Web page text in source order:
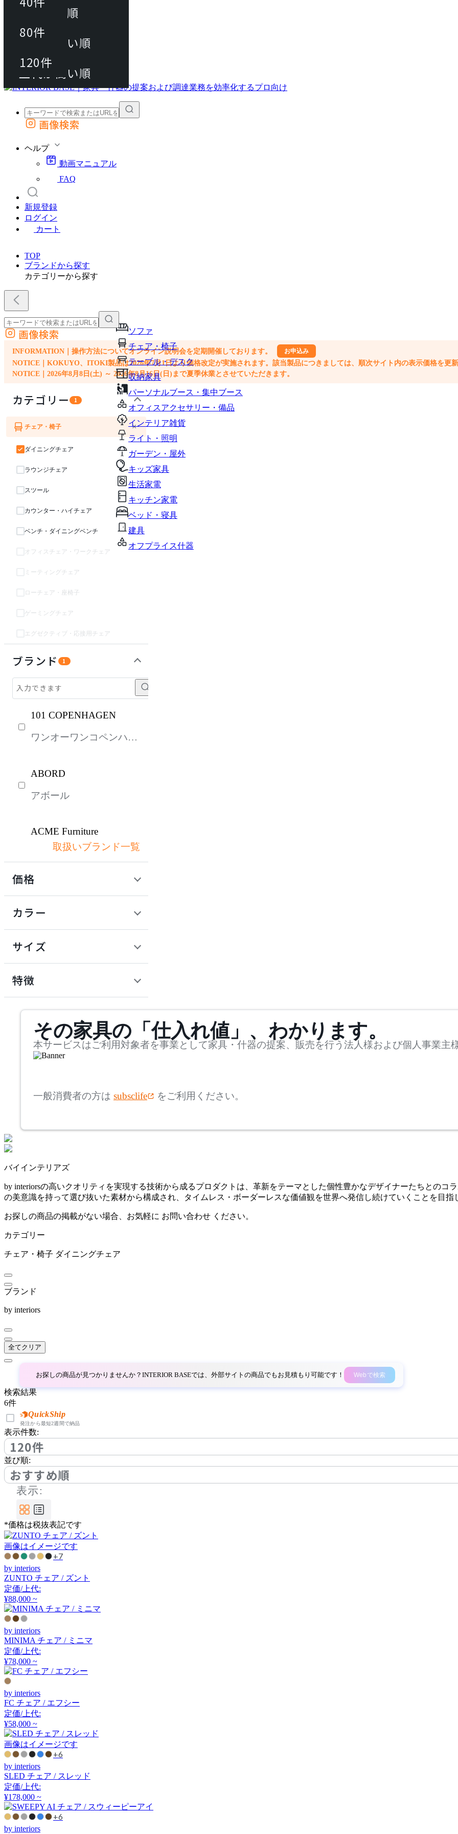
動画マニュアル
FAQ
カート
外部サイトの商品をカートに追加
画像検索
ヘルプ
動画マニュアル
FAQ
新規登録
ログイン
カート
TOP
ブランドから探す
カテゴリーから探す
ソファ
チェア・椅子
テーブル・デスク
収納家具
パーソナルブース・集中ブース
オフィスアクセサリー・備品
インテリア雑貨
ライト・照明
ガーデン・屋外
キッズ家具
生活家電
キッチン家電
ベッド・寝具
建具
オフプライス什器
外部サイトの商品をカートに追加
他のサイトで見つけた商品ページのURLを貼り付けて、カートに追加できます
画像検索
INFORMATION｜操作方法についてオンライン説明会を定期開催しております。 お申込み
NOTICE｜KOKUYO、ITOKI製品は2026年7月1日より価格改定が実施されます。該当製品につきましては、順次サイト内の表示価格を更新
NOTICE｜2026年8月8日(土) ～ 2026年8月16日(日)まで夏季休業とさせていただきます。
カテゴリー 1
ソファ
チェア・椅子 ×
ダイニングチェア
ラウンジチェア
スツール
カウンター・ハイチェア
ベンチ・ダイニングベンチ
オフィスチェア・ワークチェア
ミーティングチェア
ローチェア・座椅子
ゲーミングチェア
エグゼクティブ・応接用チェア
ブランド 1
101 COPENHAGEN
ワンオーワンコペンハー
ABORD
アボール
ACME Furniture
アクメファニチャー
アダル
ADAL TOTAL INTERIOR
アコレクション
アドレス
ARIAKE
アリアケ
arper
アルペール
artek
ARUNAi
アルナイ
AZUMAYA
アズマヤ
BoConcept
ボーコンセプト
by interiors
バイインテリアズ
Cerantola
チェラントラ
CHAISES NICOLLE
シェーズ・ニコル
Coccole
コッコレ
COLOS
コロス
COMPLEX UNIVERSAL
FURNITURE SUPPLY
取扱いブランド一覧
価格
カラー
サイズ
mm
検索
~
~
mm
特徴
その家具の「仕入れ値」、わかります。
本サービスはご利用対象者を事業として家具・什器の提案、販売を行う法人様および個人事業主
一般消費者の方は subsclife をご利用ください。
バイインテリアズ
by interiorsの高いクオリティを実現する技術から成るプロダクトは、革新をテーマとした個性豊かなデザイナーたちとのコ
の美意識を持って選び抜いた素材から構成され、タイムレス・ボーダーレスな価値観を世界へ発信し続けていくことを目指
お探しの商品の掲載がない場合、お気軽に お問い合わせ ください。
カテゴリー
チェア・椅子 ダイニングチェア
ブランド
by interiors
全てクリア
お探しの商品が見つかりませんか？INTERIOR BASEでは、外部サイトの商品でもお見積もり可能です！ Webで検索
検索結果
6件
QuickShip
発注から最短2週間で納品
表示件数:
120件
80件
120件
並び順:
おすすめ順
おすすめ順
上代が安い順
上代が高い順
表示:
*価格は税抜表記です
画像はイメージです
+7
by interiors
ZUNTO チェア / ズント
定価/上代:
¥88,000 ~
by interiors
MINIMA チェア / ミニマ
定価/上代:
¥78,000 ~
by interiors
FC チェア / エフシー
定価/上代:
¥58,000 ~
画像はイメージです
+6
by interiors
SLED チェア / スレッド
定価/上代:
¥178,000 ~
+6
by interiors
80件
120件